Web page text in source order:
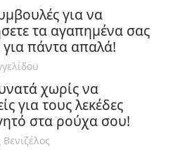
για να
τα αγαπημένα σας
για πάντα απαλά!
χωρίς να
για τους λεκέδες
στα ρούχα σου!